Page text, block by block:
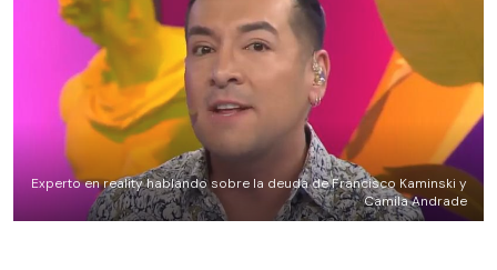
Experto en reality hablando sobre la deuda de Francisco Kaminski y
Camila Andrade